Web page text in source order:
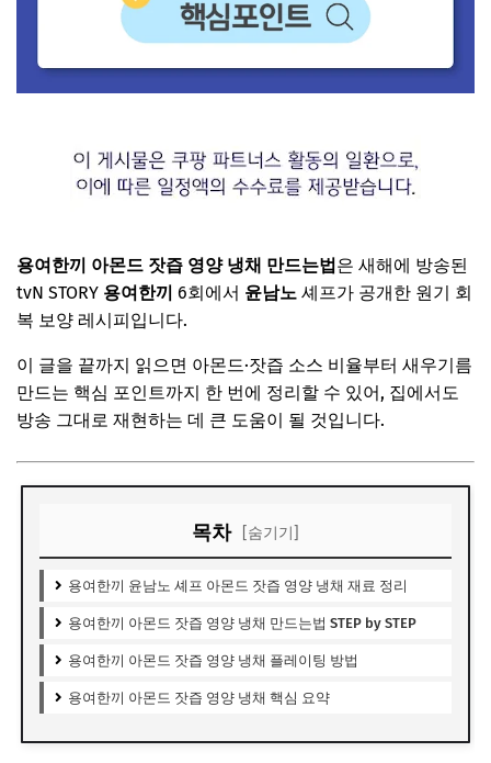
용여한끼 아몬드 잣즙 영양 냉채 만드는법은 새해에 방송된
tvN STORY 용여한끼 6회에서 윤남노 셰프가 공개한 원기 회
복 보양 레시피입니다.
이 글을 끝까지 읽으면 아몬드·잣즙 소스 비율부터 새우기름
만드는 핵심 포인트까지 한 번에 정리할 수 있어, 집에서도
방송 그대로 재현하는 데 큰 도움이 될 것입니다.
목차 [숨기기]
용여한끼 윤남노 셰프 아몬드 잣즙 영양 냉채 재료 정리
용여한끼 아몬드 잣즙 영양 냉채 만드는법 STEP by STEP
용여한끼 아몬드 잣즙 영양 냉채 플레이팅 방법
용여한끼 아몬드 잣즙 영양 냉채 핵심 요약